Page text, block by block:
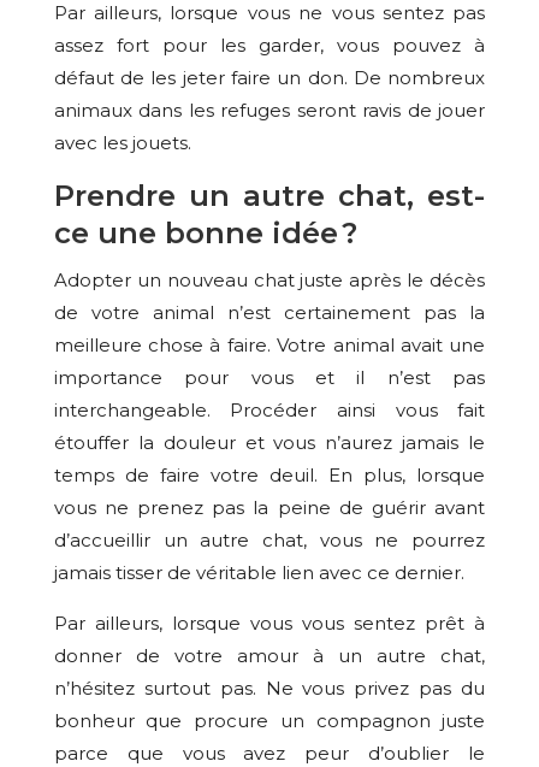
Par ailleurs, lorsque vous ne vous sentez pas
assez fort pour les garder, vous pouvez à
défaut de les jeter faire un don. De nombreux
animaux dans les refuges seront ravis de jouer
avec les jouets.
Prendre un autre chat, est-
ce une bonne idée ?
Adopter un nouveau chat juste après le décès
de votre animal n’est certainement pas la
meilleure chose à faire. Votre animal avait une
importance pour vous et il n’est pas
interchangeable. Procéder ainsi vous fait
étouffer la douleur et vous n’aurez jamais le
temps de faire votre deuil. En plus, lorsque
vous ne prenez pas la peine de guérir avant
d’accueillir un autre chat, vous ne pourrez
jamais tisser de véritable lien avec ce dernier.
Par ailleurs, lorsque vous vous sentez prêt à
donner de votre amour à un autre chat,
n’hésitez surtout pas. Ne vous privez pas du
bonheur que procure un compagnon juste
parce que vous avez peur d’oublier le